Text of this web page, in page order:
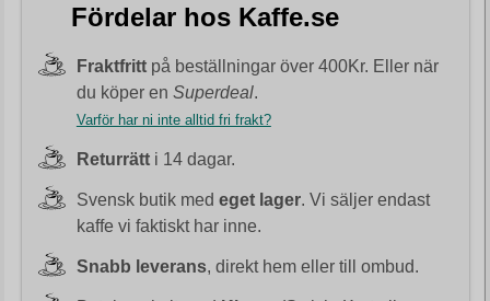
Fördelar hos Kaffe.se
Fraktfrittpå beställningar över 400Kr. Eller när
du köper en Superdeal.
Varför har ni inte alltid fri frakt?
Returrätti 14 dagar.
Svensk butik med eget lager. Vi säljer endast
kaffe vi faktiskt har inne.
Snabb leverans, direkt hem eller till ombud.